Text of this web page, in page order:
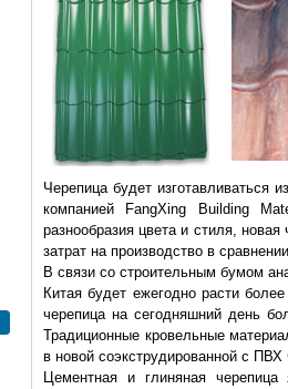
Черепица будет изготавливаться
компанией FangXing Building
разнообразия цвета и стиля,
затрат на производство в
В связи со строительным бумом
Китая будет ежегодно расти
черепица на сегодняшний день
Традиционные кровельные
в новой соэкструдированной с
Цементная и глиняная черепица